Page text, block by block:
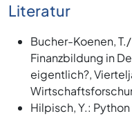
Literatur
Bucher-Koenen,
Finanzbildung in
eigentlich?,
Hilpisch, Y.: